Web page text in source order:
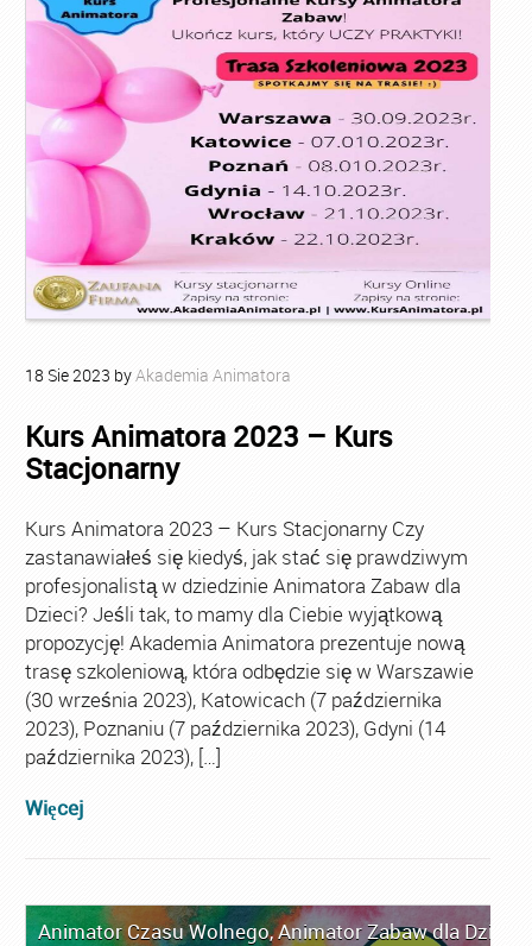
18 Sie2023 byAkademia Animatora
Kurs Animatora 2023 – Kurs
Stacjonarny
Kurs Animatora 2023 – Kurs Stacjonarny Czy
zastanawiałeś się kiedyś, jak stać się prawdziwym
profesjonalistą w dziedzinie Animatora Zabaw dla
Dzieci? Jeśli tak, to mamy dla Ciebie wyjątkową
propozycję! Akademia Animatora prezentuje nową
trasę szkoleniową, która odbędzie się w Warszawie
(30 września 2023), Katowicach (7 października
2023), Poznaniu (7 października 2023), Gdyni (14
października 2023), […]
Więcej
Animator Czasu Wolnego,Animator Zabaw dla Dzieci